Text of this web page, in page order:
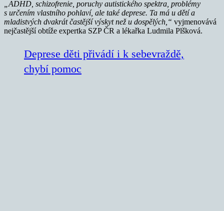
„ADHD, schizofrenie, poruchy autistického spektra, problémy
s určením vlastního pohlaví, ale také deprese. Ta má u dětí a
mladistvých dvakrát častější výskyt než u dospělých,“ vyjmenovává
nejčastější obtíže expertka SZP ČR a lékařka Ludmila Plšková.
Deprese děti přivádí i k sebevraždě,
chybí pomoc